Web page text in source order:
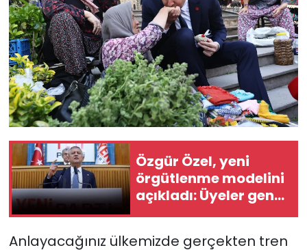
Özgür Özel, yeni
örgütlenme modelini
açıkladı: Üyeler genel
başkanı seçecek!
Anlayacağınız ülkemizde gerçekten tren